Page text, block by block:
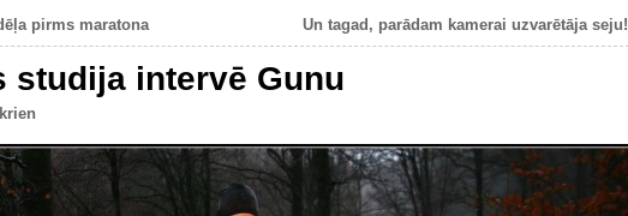
pirms maratona Un tagad, parādam kamerai uzvarētāja seju!
studija intervē Gunu